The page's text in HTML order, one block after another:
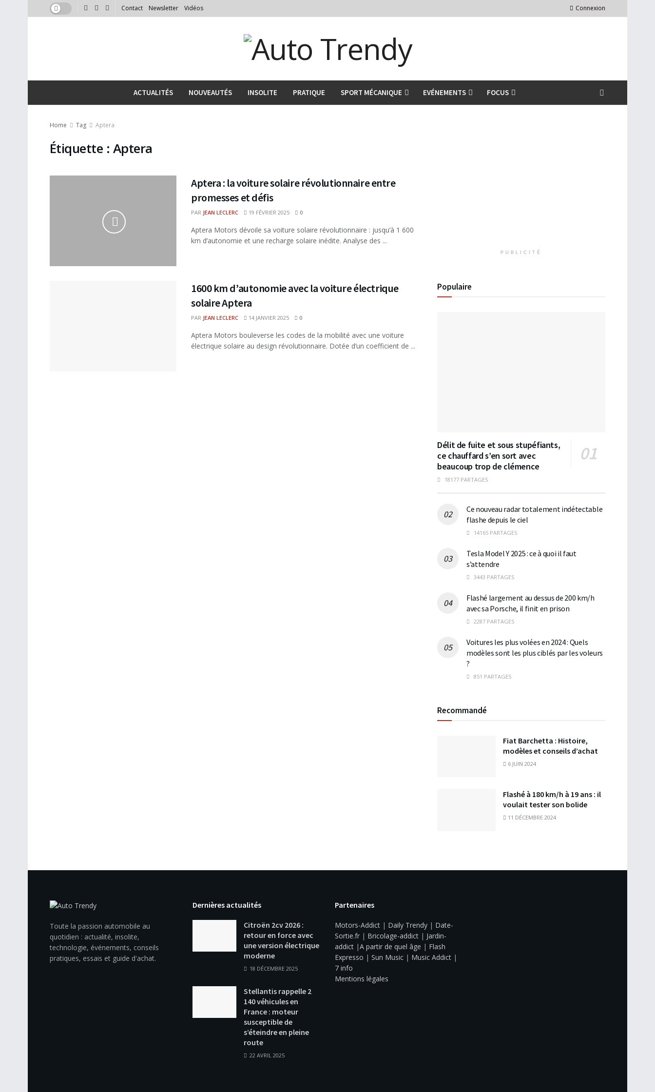
Contact Newsletter Vidéos Connexion
ACTUALITÉS NOUVEAUTÉS INSOLITE PRATIQUE SPORT MÉCANIQUE EVÉNEMENTS FOCUS
Home Tag Aptera
Étiquette : Aptera
Aptera : la voiture solaire révolutionnaire entre
promesses et défis
PAR JEAN LECLERC 19 FÉVRIER 2025 0
Aptera Motors dévoile sa voiture solaire révolutionnaire : jusqu’à 1 600
km d’autonomie et une recharge solaire inédite. Analyse des ...
1600 km d’autonomie avec la voiture électrique
solaire Aptera
PAR JEAN LECLERC 14 JANVIER 2025 0
Aptera Motors bouleverse les codes de la mobilité avec une voiture
électrique solaire au design révolutionnaire. Dotée d’un coefficient de ...
PUBLICITÉ
Populaire
Délit de fuite et sous stupéfiants,
ce chauffard s’en sort avec
beaucoup trop de clémence
18177 PARTAGES
Ce nouveau radar totalement indétectable
flashe depuis le ciel
14165 PARTAGES
Tesla Model Y 2025 : ce à quoi il faut
s’attendre
3443 PARTAGES
Flashé largement au dessus de 200 km/h
avec sa Porsche, il finit en prison
2287 PARTAGES
Voitures les plus volées en 2024 : Quels
modèles sont les plus ciblés par les voleurs
?
851 PARTAGES
Recommandé
Fiat Barchetta : Histoire,
modèles et conseils d’achat
6 JUIN 2024
Flashé à 180 km/h à 19 ans : il
voulait tester son bolide
11 DÉCEMBRE 2024
Toute la passion automobile au
quotidien : actualité, insolite,
technologie, événements, conseils
pratiques, essais et guide d'achat.
Dernières actualités
Citroën 2cv 2026 :
retour en force avec
une version électrique
moderne
18 DÉCEMBRE 2025
Stellantis rappelle 2
140 véhicules en
France : moteur
susceptible de
s’éteindre en pleine
route
22 AVRIL 2025
Partenaires
Motors-Addict | Daily Trendy | Date-
Sortie.fr | Bricolage-addict | Jardin-
addict |A partir de quel âge | Flash
Expresso | Sun Music | Music Addict |
7 info
Mentions légales